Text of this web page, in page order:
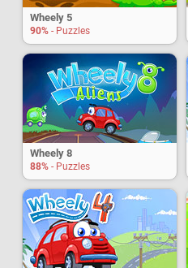
Wheely 5
90% - Puzzles
Wheely 8
88% - Puzzles